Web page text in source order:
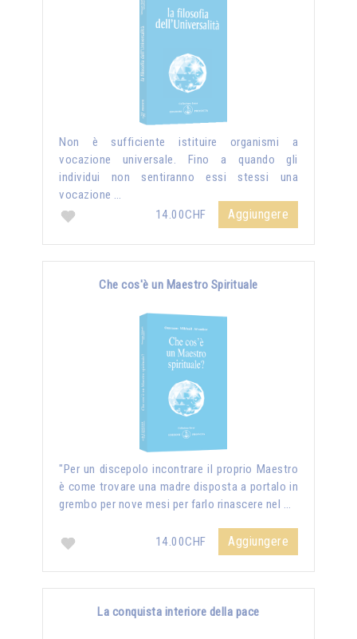
Non è sufficiente istituire organismi a
vocazione universale. Fino a quando gli
individui non sentiranno essi stessi una
vocazione …
14.00CHF
Aggiungere
Che cos'è un Maestro Spirituale
"Per un discepolo incontrare il proprio Maestro
è come trovare una madre disposta a portalo in
grembo per nove mesi per farlo rinascere nel …
14.00CHF Aggiungere
La conquista interiore della pace